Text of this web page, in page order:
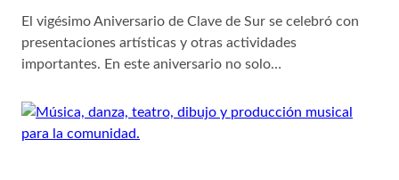
El vigésimo Aniversario de Clave de Sur se celebró con
presentaciones artísticas y otras actividades
importantes. En este aniversario no solo…